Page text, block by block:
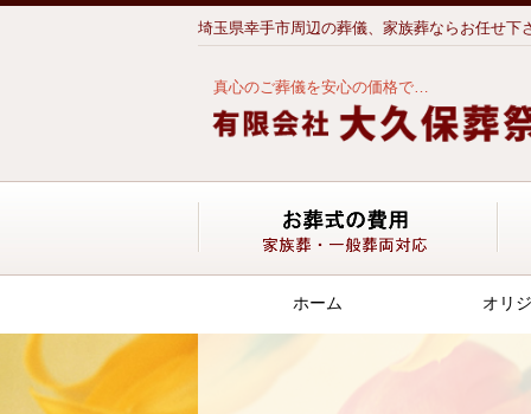
埼玉県幸手市周辺の葬儀、家族葬ならお任せ下
真心のご葬儀を安心の価格で…
ホーム オリ